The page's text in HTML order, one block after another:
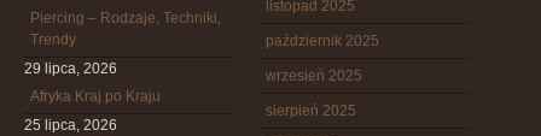
Piercing – Rodzaje, Techniki,
Trendy
29 lipca, 2026
Afryka Kraj po Kraju
25 lipca, 2026
listopad 2025
październik 2025
wrzesień 2025
sierpień 2025